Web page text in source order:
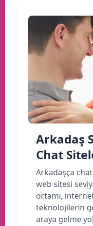
Arkadaş
Chat
Arkadaşça
web sitesi
ortamı,
teknolojilerin
araya gelme